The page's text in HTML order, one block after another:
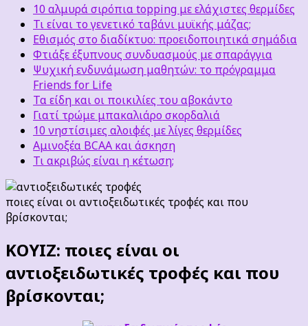
10 αλμυρά σιρόπια topping με ελάχιστες θερμίδες
Τι είναι το γενετικό ταβάνι μυϊκής μάζας;
Εθισμός στο διαδίκτυο: προειδοποιητικά σημάδια
Φτιάξε έξυπνους συνδυασμούς με σπαράγγια
Ψυχική ενδυνάμωση μαθητών: το πρόγραμμα
Friends for Life
Τα είδη και οι ποικιλίες του αβοκάντο
Γιατί τρώμε μπακαλιάρο σκορδαλιά
10 νηστίσιμες αλοιφές με λίγες θερμίδες
Αμινοξέα BCAA και άσκηση
Τι ακριβώς είναι η κέτωση;
ποιες είναι οι αντιοξειδωτικές τροφές και που
βρίσκονται;
ΚΟΥΙΖ: ποιες είναι οι
αντιοξειδωτικές τροφές και που
βρίσκονται;